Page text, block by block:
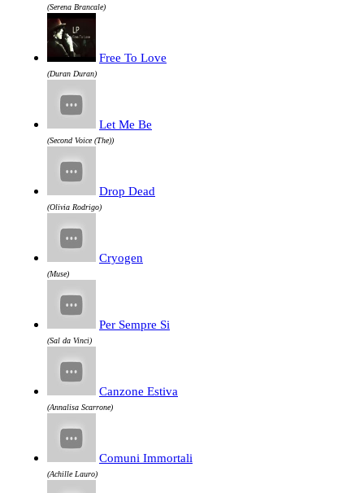
(Serena Brancale)
Free To Love
(Duran Duran)
Let Me Be
(Second Voice (The))
Drop Dead
(Olivia Rodrigo)
Cryogen
(Muse)
Per Sempre Si
(Sal da Vinci)
Canzone Estiva
(Annalisa Scarrone)
Comuni Immortali
(Achille Lauro)